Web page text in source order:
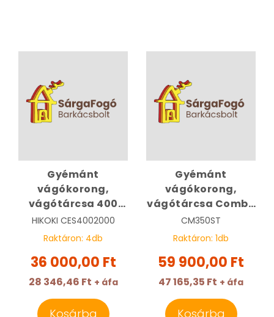
Gyémánt
vágókorong,
vágótárcsa 400
mm x 20 mm
univerzális | HIKOKI
HIKOKI CES4002000
Raktáron: 4db
36 000,00 Ft
28 346,46 Ft + áfa
Kosárba
Gyémánt
vágókorong,
vágótárcsa Combo
Standard 350 mm |
CM350ST
CM350ST
Raktáron: 1db
59 900,00 Ft
47 165,35 Ft + áfa
Kosárba